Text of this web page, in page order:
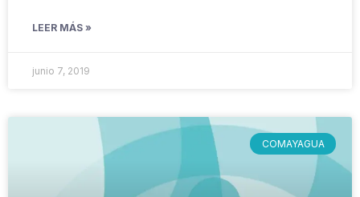
LEER MÁS »
junio 7, 2019
COMAYAGUA